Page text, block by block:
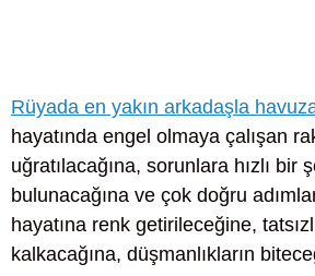
Rüyada en yakın arkadaşla
hayatında engel olmaya çalışan
uğratılacağına, sorunlara hızlı bir
bulunacağına ve çok doğru
hayatına renk getirileceğine,
kalkacağına, düşmanlıkların